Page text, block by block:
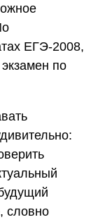
ЕГЭ-2008,
по
словно